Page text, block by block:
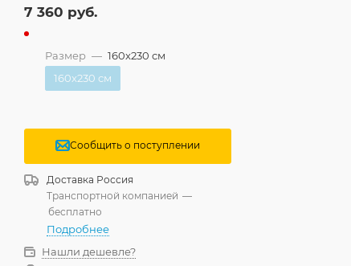
7 360 руб.
Размер — 160x230 см
160x230 см
Сообщить о поступлении
Доставка Россия
Транспортной компанией —
бесплатно
Подробнее
Нашли дешевле?